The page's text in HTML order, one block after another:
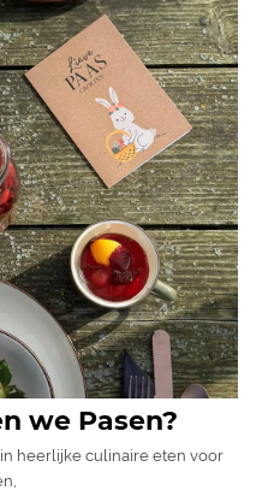
we Pasen?
heerlijke culinaire eten voor